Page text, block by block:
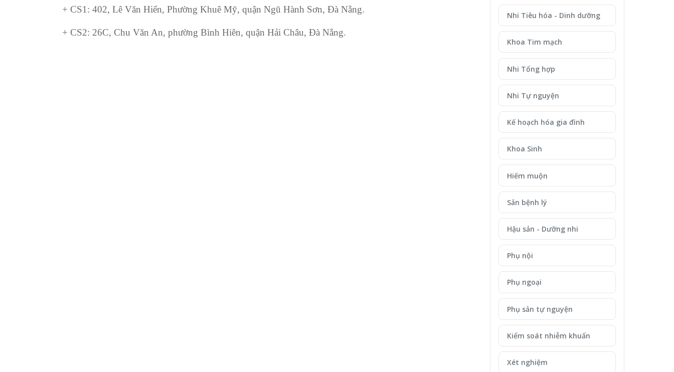
+ CS1: 402, Lê Văn Hiến, Phường Khuê Mỹ, quận Ngũ Hành Sơn, Đà Nẵng.
+ CS2: 26C, Chu Văn An, phường Bình Hiên, quận Hải Châu, Đà Nẵng.
Nhi Tiêu hóa - Dinh dưỡng
Khoa Tim mạch
Nhi Tổng hợp
Nhi Tự nguyện
Kế hoạch hóa gia đình
Khoa Sinh
Hiếm muộn
Sản bệnh lý
Hậu sản - Dưỡng nhi
Phụ nội
Phụ ngoại
Phụ sản tự nguyện
Kiểm soát nhiễm khuẩn
Xét nghiệm